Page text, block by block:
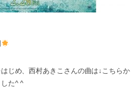
じめ、西村あきこさんの曲は↓ こちらか
た^ ^